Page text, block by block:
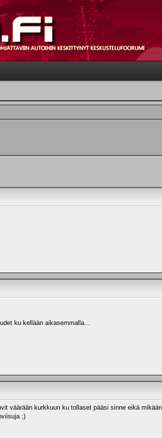
ku kellään aikasemmalla...
väärään kurkkuun ku tollaset pääsi sinne eikä
;)